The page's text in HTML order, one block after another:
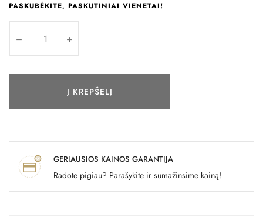
PASKUBĖKITE, PASKUTINIAI VIENETAI!
Į KREPŠELĮ
GERIAUSIOS KAINOS GARANTIJA
Radote pigiau? Parašykite ir sumažinsime kainą!